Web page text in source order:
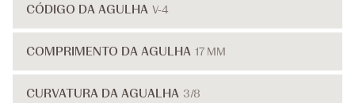
CÓDIGO DA AGULHA V-4
COMPRIMENTO DA AGULHA 17 MM
CURVATURA DA AGUALHA 3/8